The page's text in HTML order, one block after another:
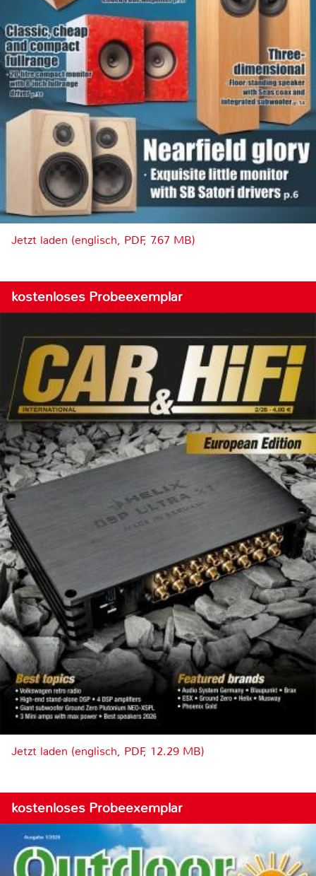
Jetzt laden (englisch, PDF, 7.67 MB)
kostenloses Probeexemplar
Jetzt laden (englisch, PDF, 12.29 MB)
kostenloses Probeexemplar